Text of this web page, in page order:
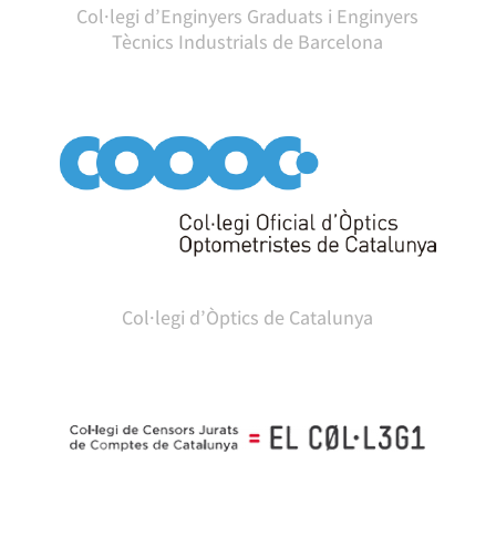
Col·legi d’Enginyers Graduats i Enginyers
Tècnics Industrials de Barcelona
Col·legi d’Òptics de Catalunya